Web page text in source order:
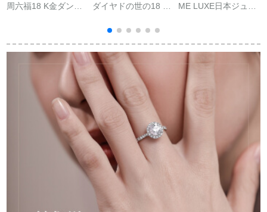
周六福18 K金ダンヤ
めとしてプロポーズ
を结婚します。
ダイヤドの世の18 K
クレットのファプロ
の鎖骨チセンのシン
プルな形のネリング
の金色の誕生日プレ
ゼ
ME LUXE日本ジュエ
結婚ダヤモト女性カ
ラッグ効果果桜シア
ス18 K金10分/ペア